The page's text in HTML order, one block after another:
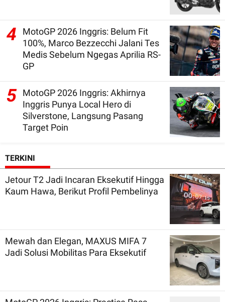
4
MotoGP 2026 Inggris: Belum Fit
100%, Marco Bezzecchi Jalani Tes
Medis Sebelum Ngegas Aprilia RS-
GP
5 MotoGP 2026 Inggris: Akhirnya
Inggris Punya Local Hero di
Silverstone, Langsung Pasang
Target Poin
TERKINI
Jetour T2 Jadi Incaran Eksekutif Hingga
Kaum Hawa, Berikut Profil Pembelinya
Mewah dan Elegan, MAXUS MIFA 7
Jadi Solusi Mobilitas Para Eksekutif